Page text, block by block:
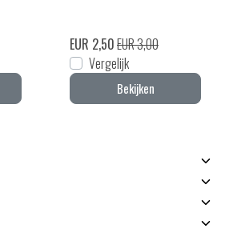
EUR 2,50EUR 3,00
Vergelijk
Bekijken